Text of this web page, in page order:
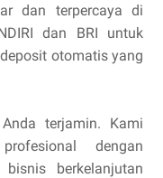
dan terpercaya di
dan BRI untuk
otomatis yang
terjamin. Kami
dengan
berkelanjutan